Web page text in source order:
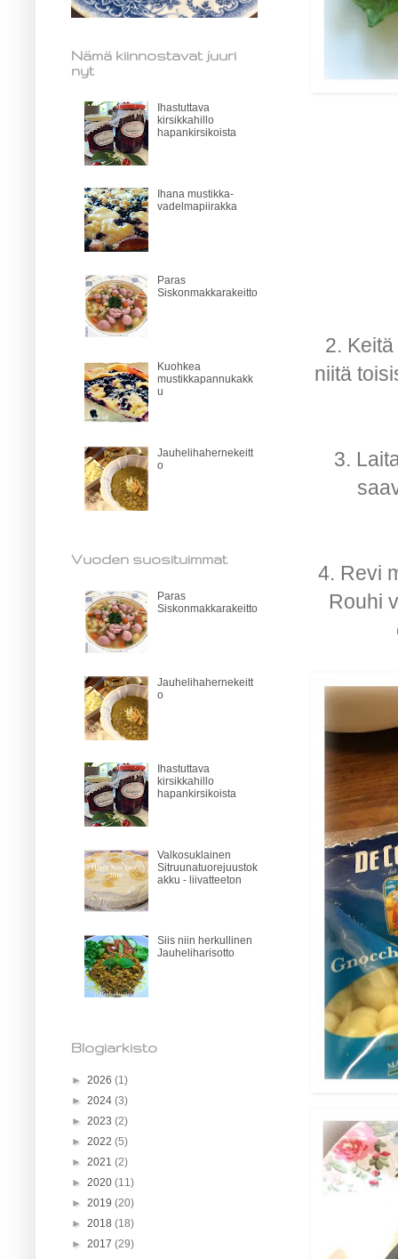
2.
niitä
3.
4. Revi
Rouhi
Nämä kiinnostavat juuri
nyt
Ihastuttava
kirsikkahillo
hapankirsikoista
Ihana mustikka-
vadelmapiirakka
Paras
Siskonmakkarakeitto
Kuohkea
mustikkapannukakk
u
Jauhelihahernekeitt
o
Vuoden suosituimmat
Paras
Siskonmakkarakeitto
Jauhelihahernekeitt
o
Ihastuttava
kirsikkahillo
hapankirsikoista
Valkosuklainen
Sitruunatuorejuustok
akku - liivatteeton
Siis niin herkullinen
Jauheliharisotto
Blogiarkisto
► 2026 (1)
► 2024 (3)
► 2023 (2)
► 2022 (5)
► 2021 (2)
► 2020 (11)
► 2019 (20)
► 2018 (18)
► 2017 (29)